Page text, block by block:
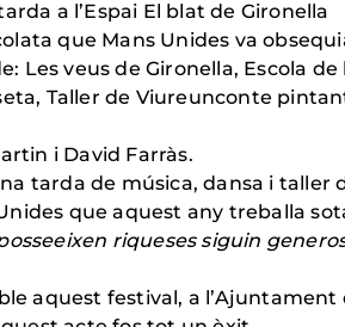
a l’Espai El blat de Gironella
que Mans Unides va
Les veus de Gironella, Escola
Taller de Viureunconte
i David Farràs.
tarda de música, dansa i taller
que aquest any treballa
riqueses siguin
aquest festival, a